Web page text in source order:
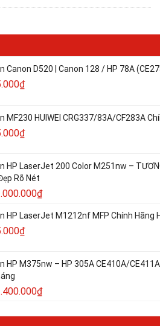
Canon D520 | Canon 128 / HP 78A
₫
MF230 HUIWEI CRG337/83A/CF283A
₫
HP LaserJet 200 Color M251nw –
Rõ Nét
₫
HP LaserJet M1212nf MFP Chính
₫
HP M375nw – HP 305A CE410A/
₫